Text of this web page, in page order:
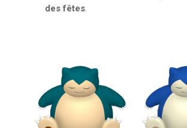
des fêtes.